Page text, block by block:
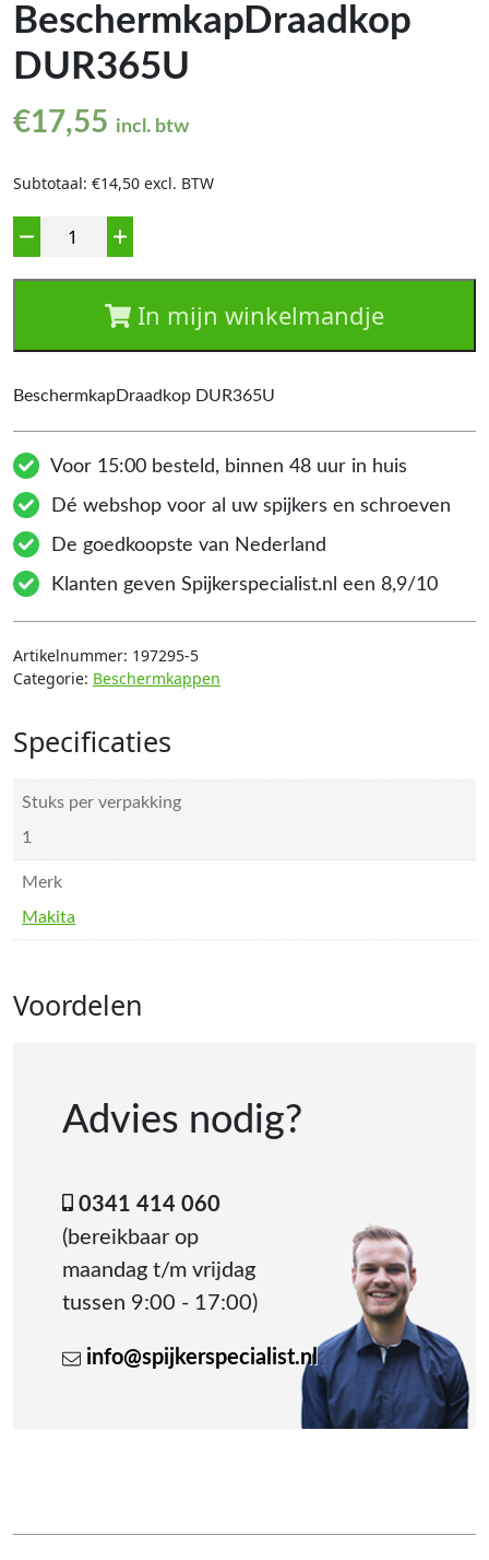
BeschermkapDraadkop
DUR365U
€17,55 incl. btw
Subtotaal: €14,50 excl. BTW
Aantal
In mijn winkelmandje
BeschermkapDraadkop DUR365U
Voor 15:00 besteld, binnen 48 uur in huis
Dé webshop voor al uw spijkers en schroeven
De goedkoopste van Nederland
Klanten geven Spijkerspecialist.nl een 8,9/10
Artikelnummer: 197295-5
Categorie: Beschermkappen
Specificaties
Stuks per verpakking
1
Merk
Makita
Voordelen
Advies nodig?
0341 414 060
(bereikbaar op
maandag t/m vrijdag
tussen 9:00 - 17:00)
info@spijkerspecialist.nl